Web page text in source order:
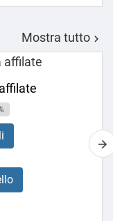
Mostra tutto 